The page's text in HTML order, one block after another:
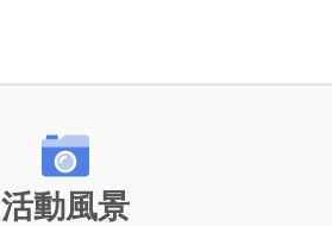
活動風景